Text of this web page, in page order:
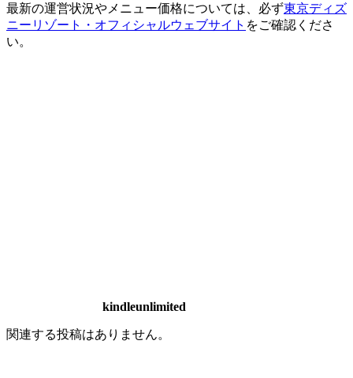
最新の運営状況やメニュー価格については、必ず東京ディズ
ニーリゾート・オフィシャルウェブサイト をご確認くださ
い。
kindleunlimited
関連する投稿はありません。